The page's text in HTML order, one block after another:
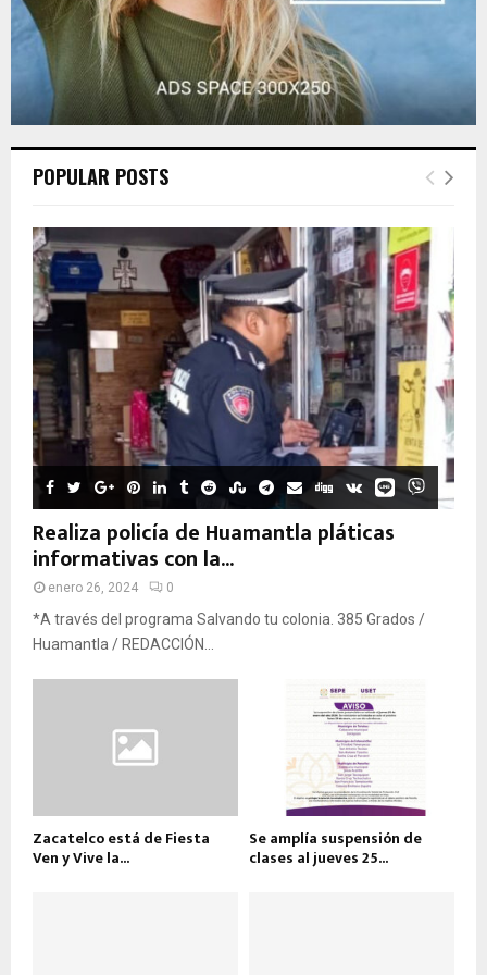
POPULAR POSTS
Realiza policía de Huamantla pláticas
informativas con la...
enero 26, 2024 0
*A través del programa Salvando tu colonia. 385 Grados /
Huamantla / REDACCIÓN...
Zacatelco está de Fiesta
Ven y Vive la...
Se amplía suspensión de
clases al jueves 25...